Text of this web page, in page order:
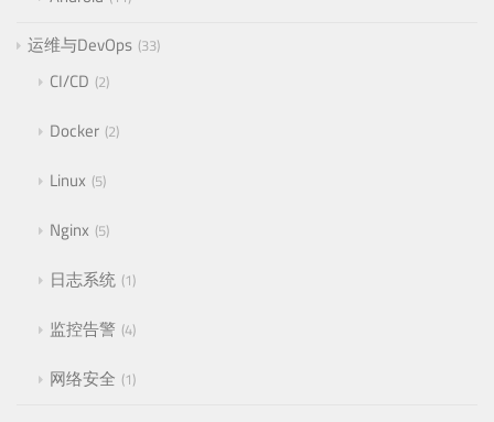
运维与DevOps 33
CI/CD 2
Docker 2
Linux 5
Nginx 5
日志系统 1
监控告警 4
网络安全 1